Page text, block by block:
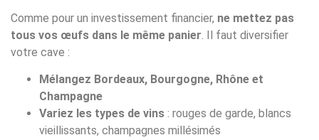
Comme pour un investissement financier, ne mettez pas
tous vos œufs dans le même panier. Il faut diversifier
votre cave :
Mélangez Bordeaux, Bourgogne, Rhône et
Champagne
Variez les types de vins : rouges de garde, blancs
vieillissants, champagnes millésimés